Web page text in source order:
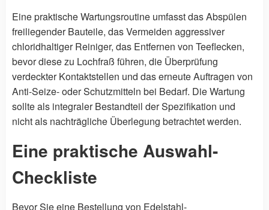
Eine praktische Wartungsroutine umfasst das Abspülen
freiliegender Bauteile, das Vermeiden aggressiver
chloridhaltiger Reiniger, das Entfernen von Teeflecken,
bevor diese zu Lochfraß führen, die Überprüfung
verdeckter Kontaktstellen und das erneute Auftragen von
Anti-Seize- oder Schutzmitteln bei Bedarf. Die Wartung
sollte als integraler Bestandteil der Spezifikation und
nicht als nachträgliche Überlegung betrachtet werden.
Eine praktische Auswahl-
Checkliste
Bevor Sie eine Bestellung von Edelstahl-